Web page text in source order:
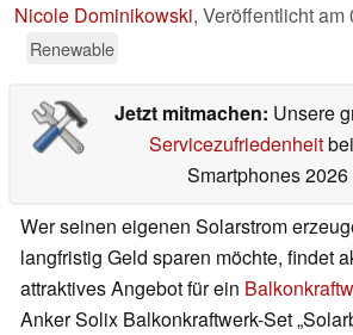
Nicole Dominikowski, Veröffentlicht am
Renewable
Jetzt mitmachen: Unsere
Servicezufriedenheit
Smartphones 2026
Wer seinen eigenen Solarstrom
langfristig Geld sparen möchte, findet
attraktives Angebot für ein
Anker Solix Balkonkraftwerk-Set